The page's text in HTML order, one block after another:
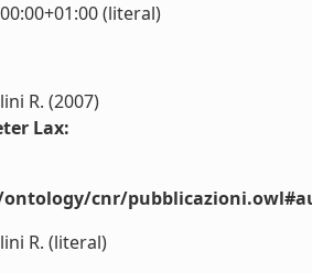
(literal)
R. (2007)
Lax:
cnr/
R. (literal)